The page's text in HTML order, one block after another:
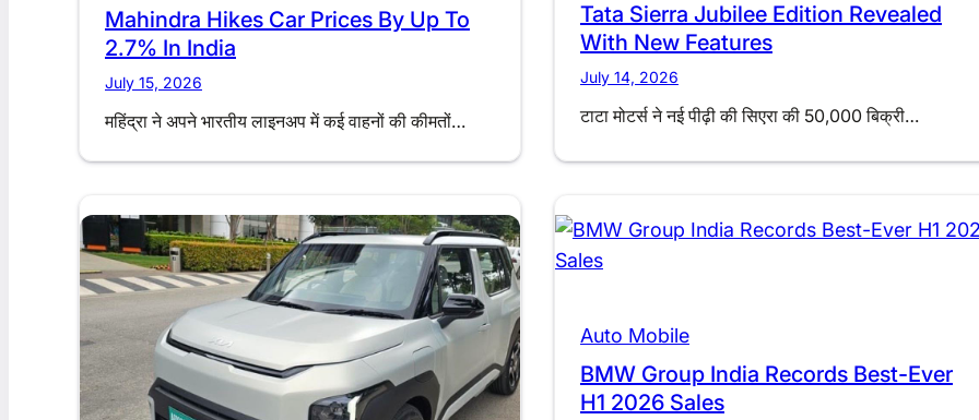
Mahindra Hikes Car Prices By Up To
2.7% In India
July 15, 2026
महिंद्रा ने अपने भारतीय लाइनअप में कई वाहनों की कीमतों…
Tata Sierra Jubilee Edition Revealed
With New Features
July 14, 2026
टाटा मोटर्स ने नई पीढ़ी की सिएरा की 50,000 बिक्री…
Auto Mobile
BMW Group India Records Best-Ever
H1 2026 Sales